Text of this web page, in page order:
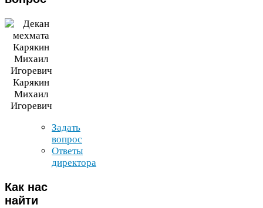
Карякин
Михаил
Игоревич
Задать
вопрос
Ответы
директора
Как нас
найти